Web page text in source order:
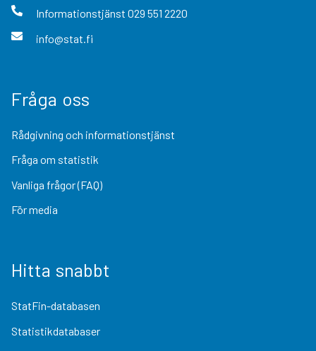
Informationstjänst 029 551 2220
info@stat.fi
Fråga oss
Rådgivning och informationstjänst
Fråga om statistik
Vanliga frågor (FAQ)
För media
Hitta snabbt
StatFin-databasen
Statistikdatabaser